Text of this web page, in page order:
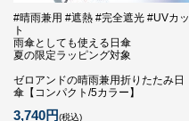
#晴雨兼用 #遮熱 #完全遮光 #UVカッ
ト
雨傘としても使える日傘
夏の限定ラッピング対象
ゼロアンドの晴雨兼用折りたたみ日
傘【コンパクト/5カラー】
3,740円(税込)